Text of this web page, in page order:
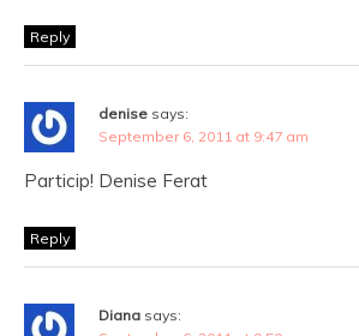
Reply
denise says:
September 6, 2011 at 9:47 am
Particip! Denise Ferat
Reply
Diana says: